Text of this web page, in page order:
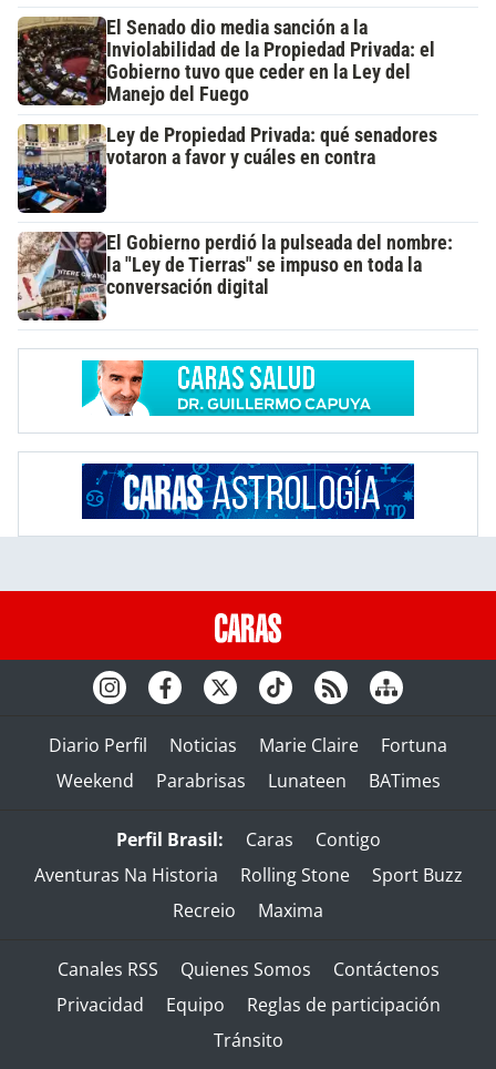
El Senado dio media sanción a la
Inviolabilidad de la Propiedad Privada: el
Gobierno tuvo que ceder en la Ley del
Manejo del Fuego
Ley de Propiedad Privada: qué senadores
votaron a favor y cuáles en contra
El Gobierno perdió la pulseada del nombre:
la "Ley de Tierras" se impuso en toda la
conversación digital
Diario Perfil Noticias Marie Claire
Fortuna
Weekend
Parabrisas Lunateen BATimes
Perfil Brasil: Caras
Contigo
Aventuras Na Historia
Rolling Stone
Sport Buzz
Recreio
Maxima
Canales RSS Quienes Somos
Contáctenos
Privacidad
Equipo
Reglas de participación
Tránsito